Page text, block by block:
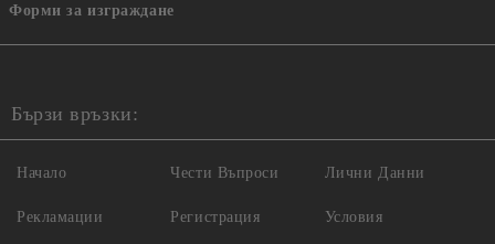
Форми за изграждане
Бързи връзки:
Начало
Рекламации
Чести Въпроси
Регистрация
Лични Данни
Условия